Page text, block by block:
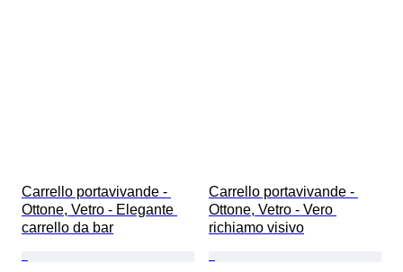
Carrello portavivande -
Ottone, Vetro - Elegante
carrello da bar
Carrello portavivande -
Ottone, Vetro - Vero
richiamo visivo